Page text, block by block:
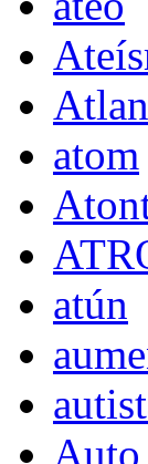
atom
atún
Auto